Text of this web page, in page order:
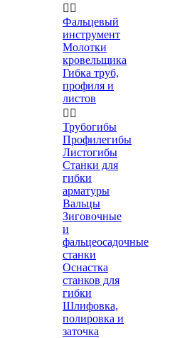
 
Фальцевый
инструмент
Молотки
кровельщика
Гибка труб,
профиля и
листов
 
Трубогибы
Профилегибы
Листогибы
Станки для
гибки
арматуры
Вальцы
Зиговочные
и
фальцеосадочные
станки
Оснастка
станков для
гибки
Шлифовка,
полировка и
заточка